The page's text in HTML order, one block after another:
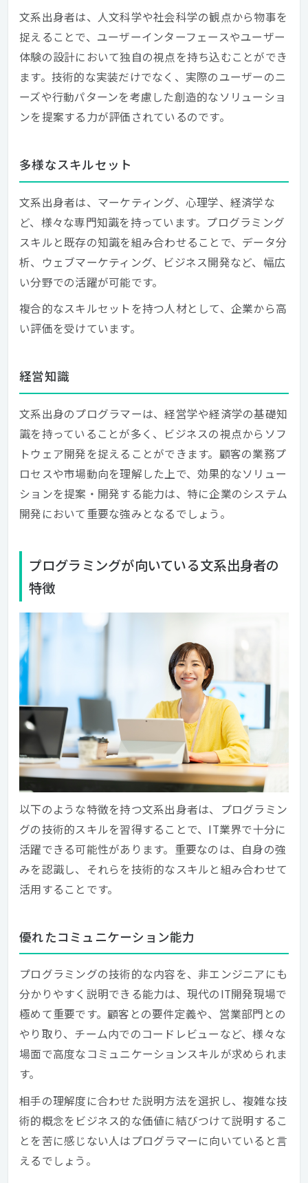
文系出身者は、人文科学や社会科学の観点から物事を
捉えることで、ユーザーインターフェースやユーザー
体験の設計において独自の視点を持ち込むことができ
ます。技術的な実装だけでなく、実際のユーザーのニ
ーズや行動パターンを考慮した創造的なソリューショ
ンを提案する力が評価されているのです。
多様なスキルセット
文系出身者は、マーケティング、心理学、経済学な
ど、様々な専門知識を持っています。プログラミング
スキルと既存の知識を組み合わせることで、データ分
析、ウェブマーケティング、ビジネス開発など、幅広
い分野での活躍が可能です。
複合的なスキルセットを持つ人材として、企業から高
い評価を受けています。
経営知識
文系出身のプログラマーは、経営学や経済学の基礎知
識を持っていることが多く、ビジネスの視点からソフ
トウェア開発を捉えることができます。顧客の業務プ
ロセスや市場動向を理解した上で、効果的なソリュー
ションを提案・開発する能力は、特に企業のシステム
開発において重要な強みとなるでしょう。
プログラミングが向いている文系出身者の
特徴
以下のような特徴を持つ文系出身者は、プログラミン
グの技術的スキルを習得することで、IT業界で十分に
活躍できる可能性があります。重要なのは、自身の強
みを認識し、それらを技術的なスキルと組み合わせて
活用することです。
優れたコミュニケーション能力
プログラミングの技術的な内容を、非エンジニアにも
分かりやすく説明できる能力は、現代のIT開発現場で
極めて重要です。顧客との要件定義や、営業部門との
やり取り、チーム内でのコードレビューなど、様々な
場面で高度なコミュニケーションスキルが求められま
す。
相手の理解度に合わせた説明方法を選択し、複雑な技
術的概念をビジネス的な価値に結びつけて説明するこ
とを苦に感じない人はプログラマーに向いていると言
えるでしょう。